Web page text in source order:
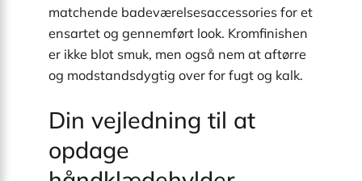
matchende badeværelsesaccessories for et
ensartet og gennemført look. Kromfinishen
er ikke blot smuk, men også nem at aftørre
og modstandsdygtig over for fugt og kalk.
Din vejledning til at
opdage